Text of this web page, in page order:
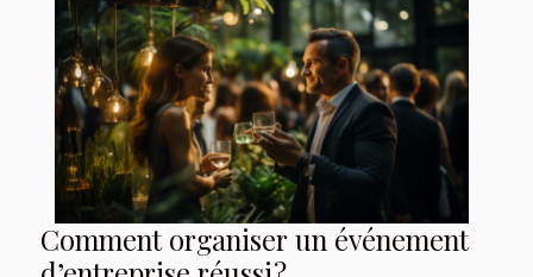
Comment organiser un événement